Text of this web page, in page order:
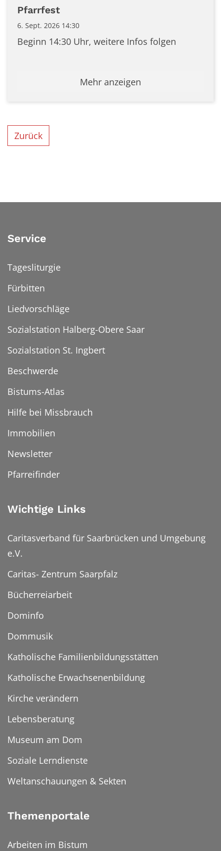
Datum: 6. September 2026
Pfarrfest
6. Sept. 2026 14:30
Beginn 14:30 Uhr, weitere Infos folgen
Mehr anzeigen
Zurück
Service
Tagesliturgie
Fürbitten
Liedvorschläge
Sozialstation Halberg-Obere Saar
Sozialstation St. Ingbert
Beschwerde
Bistums-Atlas
Hilfe bei Missbrauch
Immobilien
Newsletter
Pfarreifinder
Wichtige Links
Caritasverband für Saarbrücken und Umgebung
e.V.
Caritas- Zentrum Saarpfalz
Bücherreiarbeit
Dominfo
Dommusik
Katholische Familienbildungsstätten
Katholische Erwachsenenbildung
Kirche verändern
Lebensberatung
Museum am Dom
Soziale Lerndienste
Weltanschauungen & Sekten
Themenportale
Arbeiten im Bistum